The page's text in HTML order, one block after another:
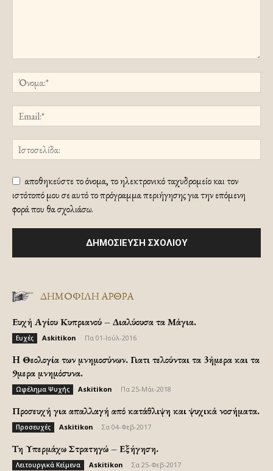
αποθηκεύστε το όνομα, το ηλεκτρονικό ταχυδρομείο και τον
ιστότοπό μου σε αυτό το πρόγραμμα περιήγησης για την επόμενη
φορά που θα σχολιάσω.
ΔΗΜΟΦΙΛΗ ΑΡΘΡΑ
Ευχή Αγίου Κυπριανού – Διαλύουσα τα Μάγια.
Ευχές Askitikon Πα 01-Ιούλ-2016
H Θεολογία των μνημοσύνων. Γιατι τελούνται τα 3ήμερα και τα
9μερα μνημόσυνα.
Ωφέλημα Ψυχής Askitikon Πα 25-Μάι-2018
Προσευχή για απαλλαγή από κατάθλιψη και ψυχικά νοσήματα.
Προσευχές Askitikon Σα 04-Φεβ-2017
Τη Υπερμάχω Στρατηγώ – Εξήγηση.
Λειτουργικά Κείμενα Askitikon Σα 25-Φεβ-2017